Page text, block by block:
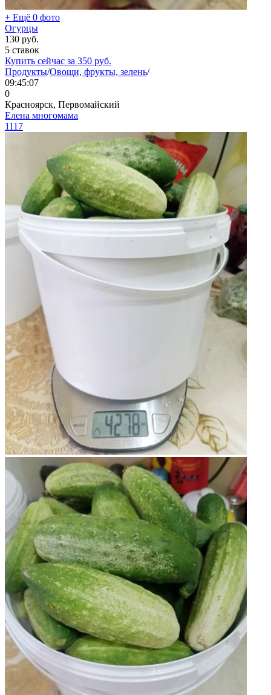
+ Ещё 0 фото
Огурцы
130 руб.
5 ставок
Купить сейчас за 350 руб.
Продукты/Овощи, фрукты, зелень/
09:45:07
0
Красноярск, Первомайский
Елена многомама
1117